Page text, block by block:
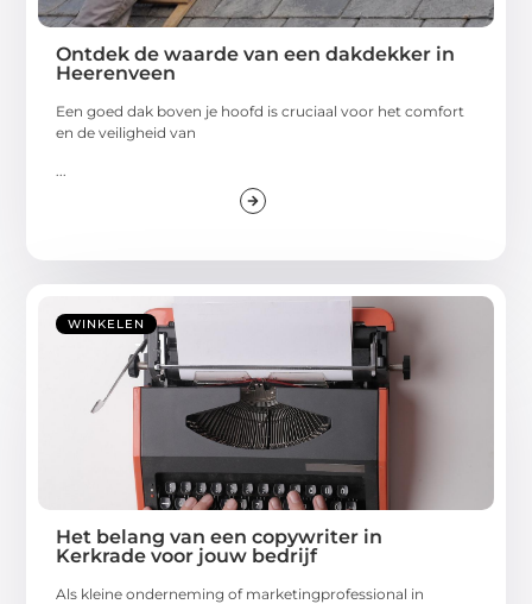
Ontdek de waarde van een dakdekker in
Heerenveen
Een goed dak boven je hoofd is cruciaal voor het comfort
en de veiligheid van
WINKELEN
Het belang van een copywriter in
Kerkrade voor jouw bedrijf
Als kleine onderneming of marketingprofessional in